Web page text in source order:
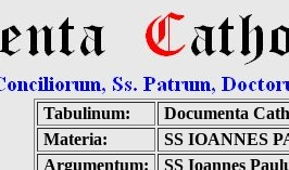
Tabulinum:
Documenta
Materia:
SS IOANNES
Argumentum:
SS Ioannes